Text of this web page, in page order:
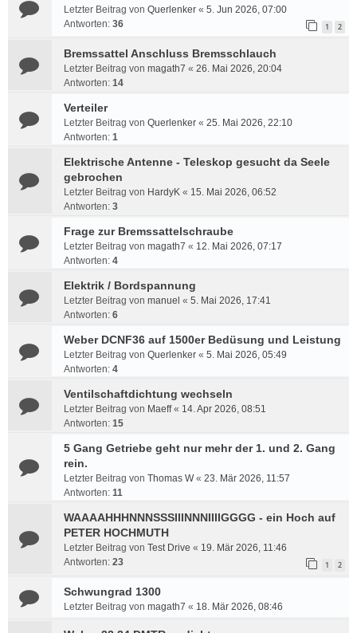
Letzter Beitrag von Querlenker « 5. Jun 2026, 07:00
Antworten: 36 1 2
Bremssattel Anschluss Bremsschlauch
Letzter Beitrag von magath7 « 26. Mai 2026, 20:04
Antworten: 14
Verteiler
Letzter Beitrag von Querlenker « 25. Mai 2026, 22:10
Antworten: 1
Elektrische Antenne - Teleskop gesucht da Seele
gebrochen
Letzter Beitrag von HardyK « 15. Mai 2026, 06:52
Antworten: 3
Frage zur Bremssattelschraube
Letzter Beitrag von magath7 « 12. Mai 2026, 07:17
Antworten: 4
Elektrik / Bordspannung
Letzter Beitrag von manuel « 5. Mai 2026, 17:41
Antworten: 6
Weber DCNF36 auf 1500er Bedüsung und Leistung
Letzter Beitrag von Querlenker « 5. Mai 2026, 05:49
Antworten: 4
Ventilschaftdichtung wechseln
Letzter Beitrag von Maeff« 14. Apr 2026, 08:51
Antworten: 15
5 Gang Getriebe geht nur mehr der 1. und 2. Gang
rein.
Letzter Beitrag von Thomas W« 23. Mär 2026, 11:57
Antworten: 11
WAAAAHHHNNNSSSIIINNNIIIIGGGG - ein Hoch auf
PETER HOCHMUTH
Letzter Beitrag von Test Drive « 19. Mär 2026, 11:46
Antworten: 23 1 2
Schwungrad 1300
Letzter Beitrag von magath7 « 18. Mär 2026, 08:46